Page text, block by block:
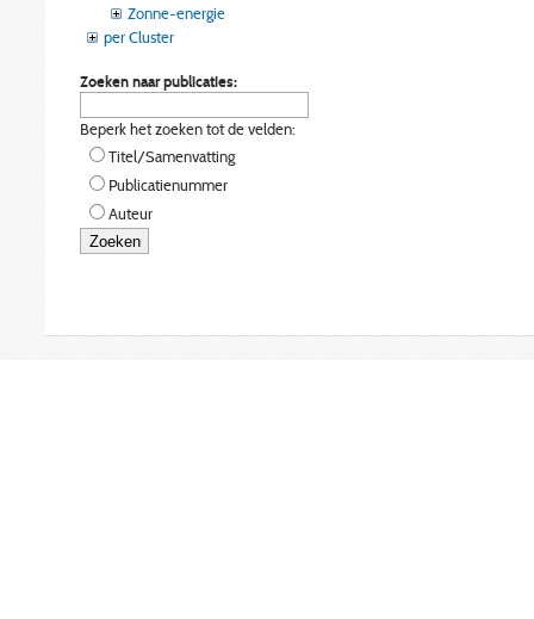
Zonne-energie
per Cluster
Zoeken naar publicaties:
Beperk het zoeken tot de velden:
Titel/Samenvatting
Publicatienummer
Auteur